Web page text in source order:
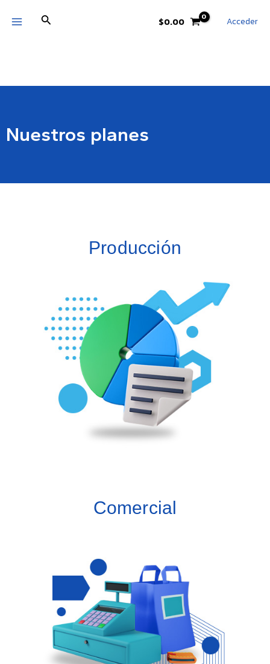
Buscar $0.00 Acceder
Nuestros planes
Producción
Módulos:
Contabilidad
Finanzas
Socios estratégicos
Ventas
Logística
Compras
Producción
Inventarios
Comercial
Contabilidad
Finanzas
Socios estratégicos
Ventas
Compras
Inventarios